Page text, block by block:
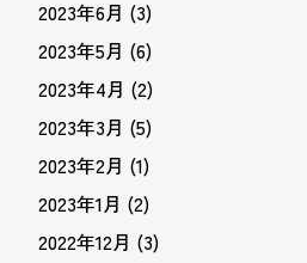
2023年6月 (3)
2023年5月 (6)
2023年4月 (2)
2023年3月 (5)
2023年2月 (1)
2023年1月 (2)
2022年12月 (3)